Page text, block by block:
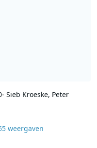
Sieb Kroeske, Peter
weergaven